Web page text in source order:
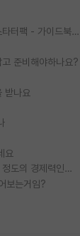
[무료] 2026 미국 대학원 유학 스타터팩 - 가이드북 & 합격자 컨택메일 템플릿
준비해야하나요?
받나요
요
박사진학하기에 2억은 괜찮은 (?) 정도의 경제력인가요
보는거임?